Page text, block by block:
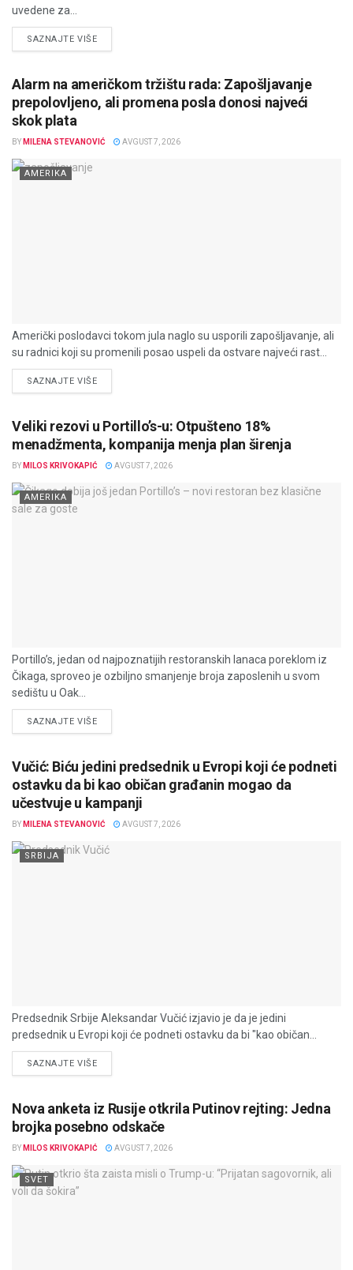
uvedene za...
SAZNAJTE VIŠEDETAILS
Alarm na američkom tržištu rada: Zapošljavanje
prepolovljeno, ali promena posla donosi najveći
skok plata
BY MILENA STEVANOVIĆ AVGUST 7, 2026
AMERIKA
Američki poslodavci tokom jula naglo su usporili zapošljavanje, ali
su radnici koji su promenili posao uspeli da ostvare najveći rast...
SAZNAJTE VIŠEDETAILS
Veliki rezovi u Portillo’s-u: Otpušteno 18%
menadžmenta, kompanija menja plan širenja
BY MILOS KRIVOKAPIĆ AVGUST 7, 2026
AMERIKA
Portillo’s, jedan od najpoznatijih restoranskih lanaca poreklom iz
Čikaga, sproveo je ozbiljno smanjenje broja zaposlenih u svom
sedištu u Oak...
SAZNAJTE VIŠEDETAILS
Vučić: Biću jedini predsednik u Evropi koji će podneti
ostavku da bi kao običan građanin mogao da
učestvuje u kampanji
BY MILENA STEVANOVIĆ AVGUST 7, 2026
SRBIJA
Predsednik Srbije Aleksandar Vučić izjavio je da je jedini
predsednik u Evropi koji će podneti ostavku da bi "kao običan...
SAZNAJTE VIŠEDETAILS
Nova anketa iz Rusije otkrila Putinov rejting: Jedna
brojka posebno odskače
BY MILOS KRIVOKAPIĆ AVGUST 7, 2026
SVET